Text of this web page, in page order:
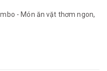
- Món ăn vặt thơm ngon,